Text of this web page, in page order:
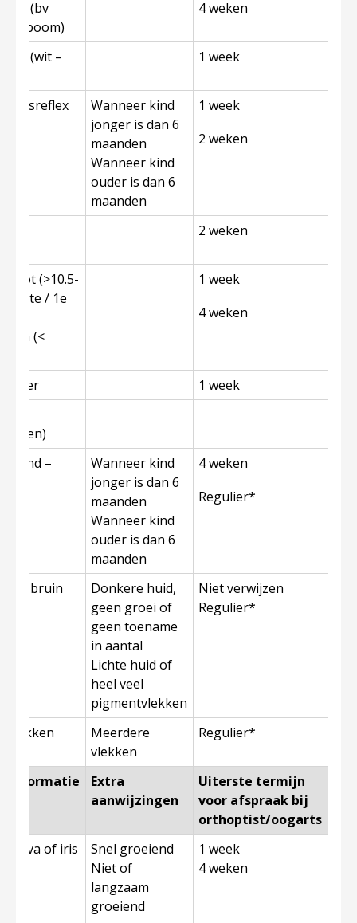
(bv
4 weken
(wit – 1 week
Wanneer kind
jonger is dan 6
maanden
Wanneer kind
ouder is dan 6
maanden
1 week
2 weken
2 weken
(>10.5-
/ 1e​
(<
1 week
4 weken
1 week
ogen)
–
Wanneer kind
jonger is dan 6
maanden
Wanneer kind
ouder is dan 6
maanden
4 weken
Regulier*
bruin
Donkere huid,
geen groei of
geen toename
in aantal
Lichte huid of
heel veel
pigmentvlekken
Niet verwijzen
Regulier*
vlekken
Meerdere
vlekken
Regulier*
Extra
aanwijzingen
Uiterste termijn
voor afspraak bij
orthoptist/oogarts
of iris
Snel groeiend
Niet of
langzaam
groeiend
1 week
4 weken